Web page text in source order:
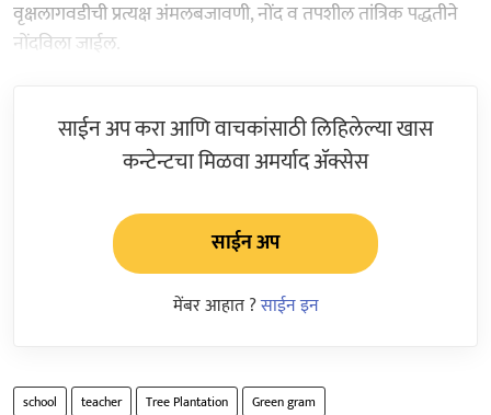
वृक्षलागवडीची प्रत्यक्ष अंमलबजावणी, नोंद व तपशील तांत्रिक पद्धतीने
नोंदविला जाईल.
साईन अप करा आणि वाचकांसाठी लिहिलेल्या खास
कन्टेन्टचा मिळवा अमर्याद ॲक्सेस
साईन अप
मेंबर आहात ?साईन इन
school teacher Tree Plantation
Green gram